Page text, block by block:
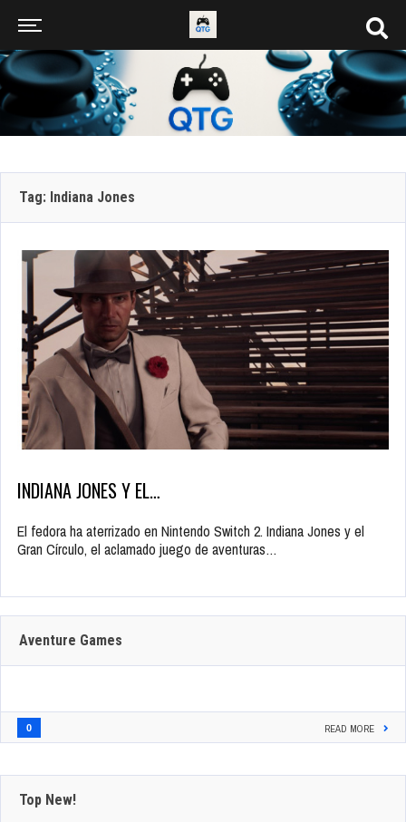
Tag: Indiana Jones
INDIANA JONES Y EL…
El fedora ha aterrizado en Nintendo Switch 2. Indiana Jones y el
Gran Círculo, el aclamado juego de aventuras…
Aventure Games
0 READ MORE
Top New!